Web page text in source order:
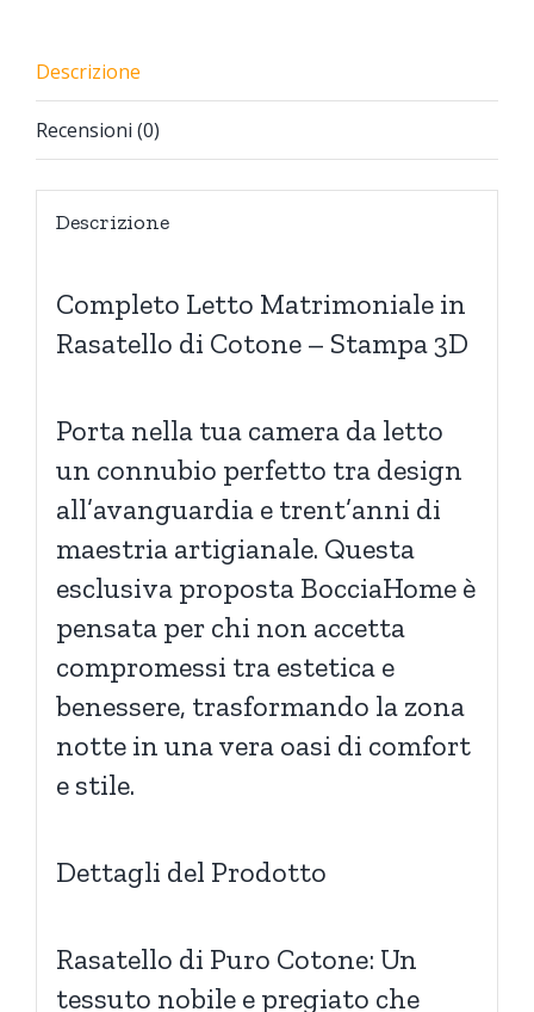
Descrizione
Recensioni (0)
Descrizione
Completo Letto Matrimoniale in
Rasatello di Cotone – Stampa 3D
Porta nella tua camera da letto
un connubio perfetto tra design
all’avanguardia e trent’anni di
maestria artigianale. Questa
esclusiva proposta BocciaHome è
pensata per chi non accetta
compromessi tra estetica e
benessere, trasformando la zona
notte in una vera oasi di comfort
e stile.
Dettagli del Prodotto
Rasatello di Puro Cotone: Un
tessuto nobile e pregiato che